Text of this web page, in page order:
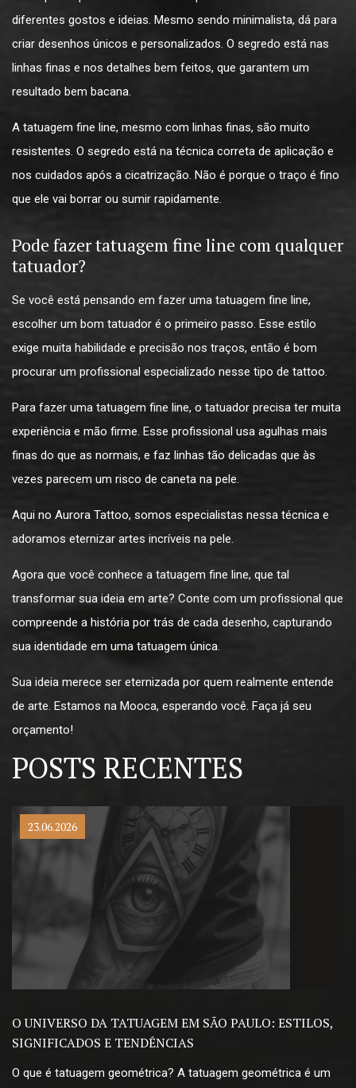
diferentes gostos e ideias. Mesmo sendo minimalista, dá para
criar desenhos únicos e personalizados. O segredo está nas
linhas finas e nos detalhes bem feitos, que garantem um
resultado bem bacana.
A tatuagem fine line, mesmo com linhas finas, são muito
resistentes. O segredo está na técnica correta de aplicação e
nos cuidados após a cicatrização. Não é porque o traço é fino
que ele vai borrar ou sumir rapidamente.
Pode fazer tatuagem fine line com qualquer
tatuador?
Se você está pensando em fazer uma tatuagem fine line,
escolher um bom tatuador é o primeiro passo. Esse estilo
exige muita habilidade e precisão nos traços, então é bom
procurar um profissional especializado nesse tipo de tattoo.
Para fazer uma tatuagem fine line, o tatuador precisa ter muita
experiência e mão firme. Esse profissional usa agulhas mais
finas do que as normais, e faz linhas tão delicadas que às
vezes parecem um risco de caneta na pele.
Aqui no Aurora Tattoo, somos especialistas nessa técnica e
adoramos eternizar artes incríveis na pele.
Agora que você conhece a tatuagem fine line, que tal
transformar sua ideia em arte? Conte com um profissional que
compreende a história por trás de cada desenho, capturando
sua identidade em uma tatuagem única.
Sua ideia merece ser eternizada por quem realmente entende
de arte. Estamos na Mooca, esperando você. Faça já seu
orçamento!
POSTS RECENTES
23.06.2026
O UNIVERSO DA TATUAGEM EM SÃO PAULO: ESTILOS,
SIGNIFICADOS E TENDÊNCIAS
O que é tatuagem geométrica? A tatuagem geométrica é um